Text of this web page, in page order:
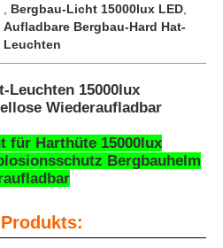
Bergbau-Licht 15000lux LED
Aufladbare Bergbau-Hard Hat-
Leuchten
Leuchten 15000lux
Wiederaufladbar
für Harthüte 15000lux
Bergbauhelm